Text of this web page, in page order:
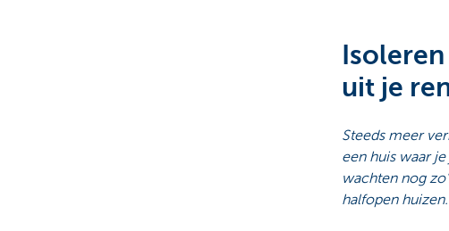
uit je
Steeds meer
een huis waar
wachten nog
halfopen